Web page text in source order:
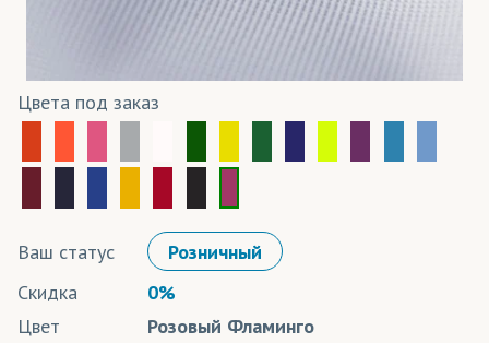
Цвета под заказ
Ваш статус
Розничный
Скидка
0%
Цвет
Розовый Фламинго